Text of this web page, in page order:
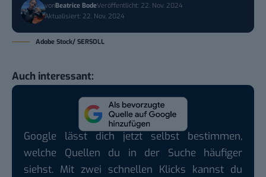
vonBeatrice BodeVeröffentlicht: 22. Nov. 2024
Aktualisiert: 22. Nov. 2024
Adobe Stock/ SERSOLL
Auch interessant:
Google lässt dich jetzt selbst bestimmen,
welche Quellen du in der Suche häufiger
siehst. Mit zwei schnellen Klicks kannst du